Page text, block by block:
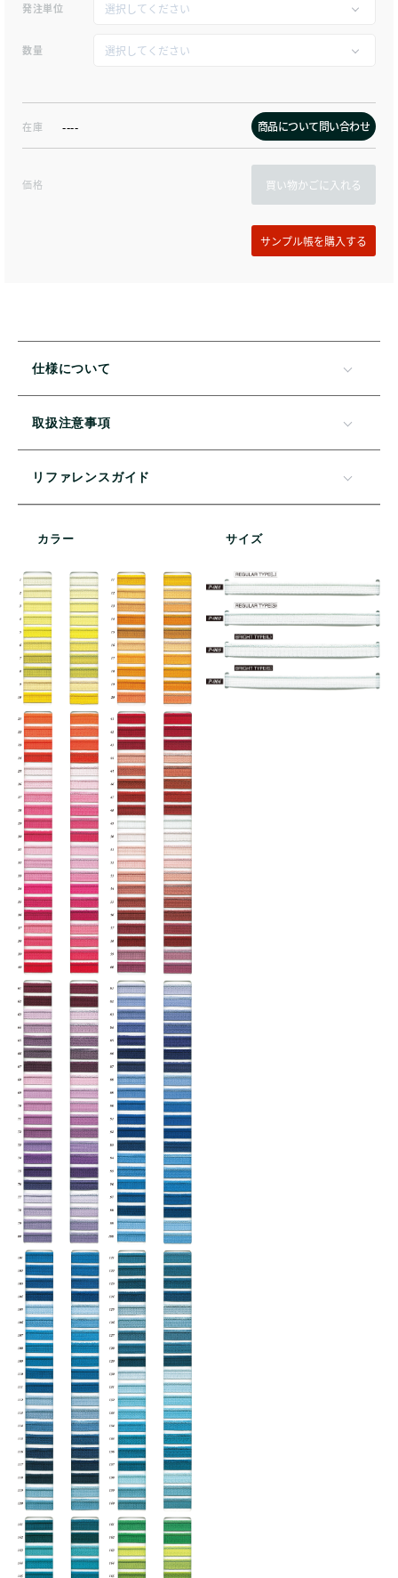
発注単位
数量
在庫 ---- 商品について問い合わせ
価格 買い物かごに入れる
仕様について
取扱注意事項
リファレンスガイド
カラー サイズ